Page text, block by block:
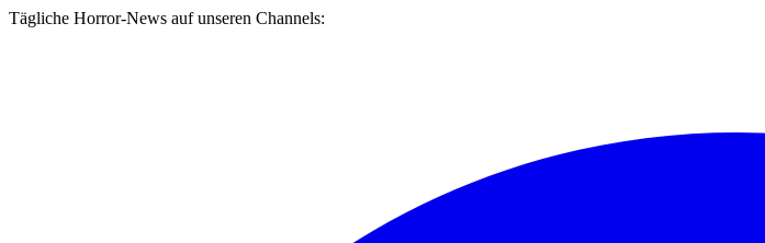
Tägliche Horror-News auf unseren Channels: